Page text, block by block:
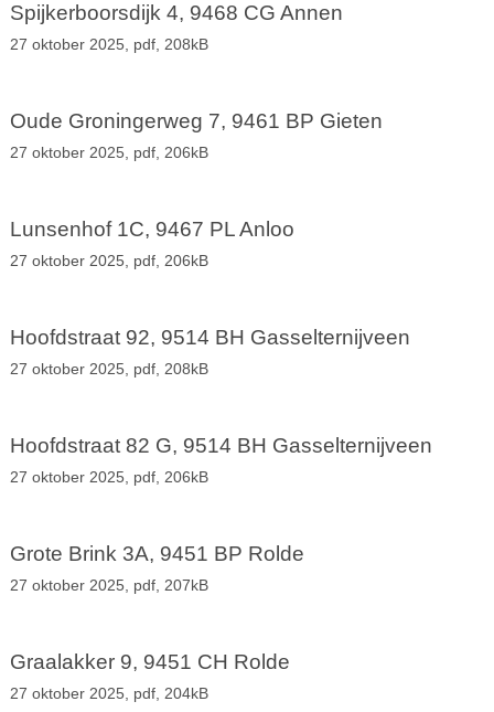
Spijkerboorsdijk 4, 9468 CG Annen
27 oktober 2025, pdf, 208kB
Oude Groningerweg 7, 9461 BP Gieten
27 oktober 2025, pdf, 206kB
Lunsenhof 1C, 9467 PL Anloo
27 oktober 2025, pdf, 206kB
Hoofdstraat 92, 9514 BH Gasselternijveen
27 oktober 2025, pdf, 208kB
Hoofdstraat 82 G, 9514 BH Gasselternijveen
27 oktober 2025, pdf, 206kB
Grote Brink 3A, 9451 BP Rolde
27 oktober 2025, pdf, 207kB
Graalakker 9, 9451 CH Rolde
27 oktober 2025, pdf, 204kB